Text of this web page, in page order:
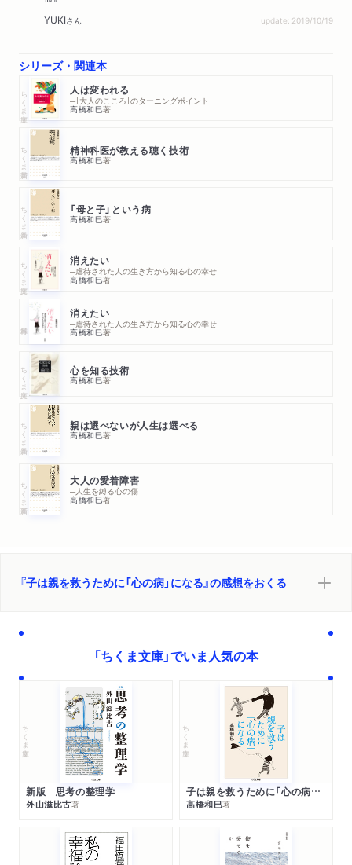
YUKIさん update: 2019/10/19
シリーズ・関連本
ちくま文庫 人は変われる
─［大人のこころ］のターニングポイント
高橋和巳著
ちくま新書 精神科医が教える聴く技術
高橋和巳著
ちくま新書 「母と子」という病
高橋和巳著
ちくま文庫 消えたい
─虐待された人の生き方から知る心の幸せ
高橋和巳著
消えたい
─虐待された人の生き方から知る心の幸せ
高橋和巳著
ちくま文庫 心を知る技術
高橋和巳著
ちくま新書 親は選べないが人生は選べる
高橋和巳著
ちくま新書 大人の愛着障害
─人生を縛る心の傷
高橋和巳著
『子は親を救うために「心の病」になる』の感想をおくる
「ちくま文庫」でいま人気の本
ちくま文庫
新版 思考の整理学
外山滋比古著
ちくま文庫
子は親を救うために「心の病」になる
高橋和巳著